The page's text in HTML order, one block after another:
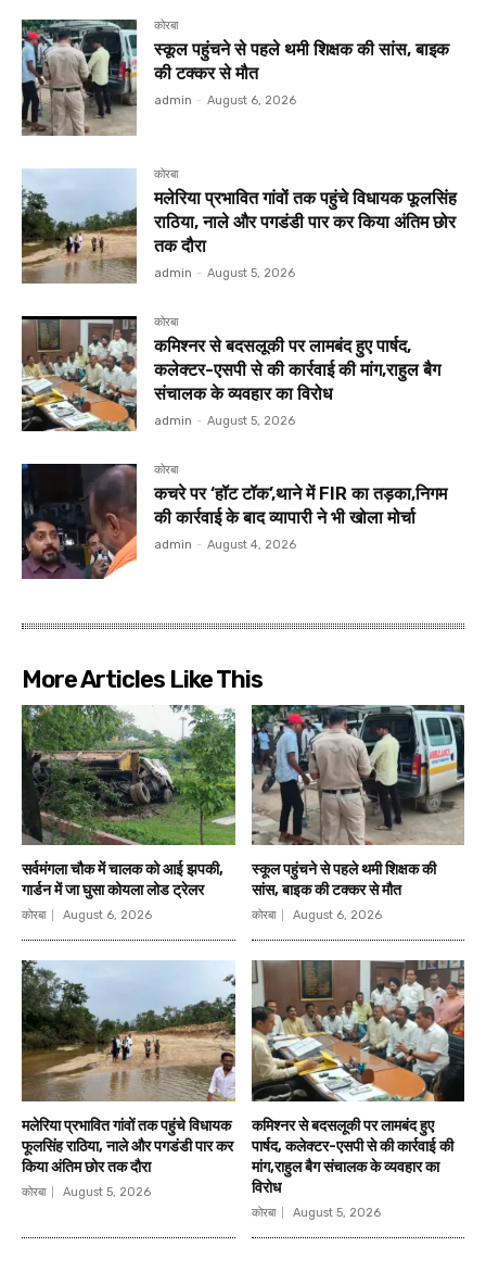
कोरबा
स्कूल पहुंचने से पहले थमी शिक्षक की सांस, बाइक
की टक्कर से मौत
admin - August 6, 2026
कोरबा
मलेरिया प्रभावित गांवों तक पहुंचे विधायक फूलसिंह
राठिया, नाले और पगडंडी पार कर किया अंतिम छोर
तक दौरा
admin - August 5, 2026
कोरबा
कमिश्नर से बदसलूकी पर लामबंद हुए पार्षद,
कलेक्टर-एसपी से की कार्रवाई की मांग,राहुल बैग
संचालक के व्यवहार का विरोध
admin - August 5, 2026
कोरबा
कचरे पर ‘हॉट टॉक’,थाने में FIR का तड़का,निगम
की कार्रवाई के बाद व्यापारी ने भी खोला मोर्चा
admin - August 4, 2026
More Articles Like This
सर्वमंगला चौक में चालक को आई झपकी,
गार्डन में जा घुसा कोयला लोड ट्रेलर
कोरबा August 6, 2026
स्कूल पहुंचने से पहले थमी शिक्षक की
सांस, बाइक की टक्कर से मौत
कोरबा August 6, 2026
मलेरिया प्रभावित गांवों तक पहुंचे विधायक
फूलसिंह राठिया, नाले और पगडंडी पार कर
किया अंतिम छोर तक दौरा
कोरबा August 5, 2026
कमिश्नर से बदसलूकी पर लामबंद हुए
पार्षद, कलेक्टर-एसपी से की कार्रवाई की
मांग,राहुल बैग संचालक के व्यवहार का
विरोध
कोरबा August 5, 2026